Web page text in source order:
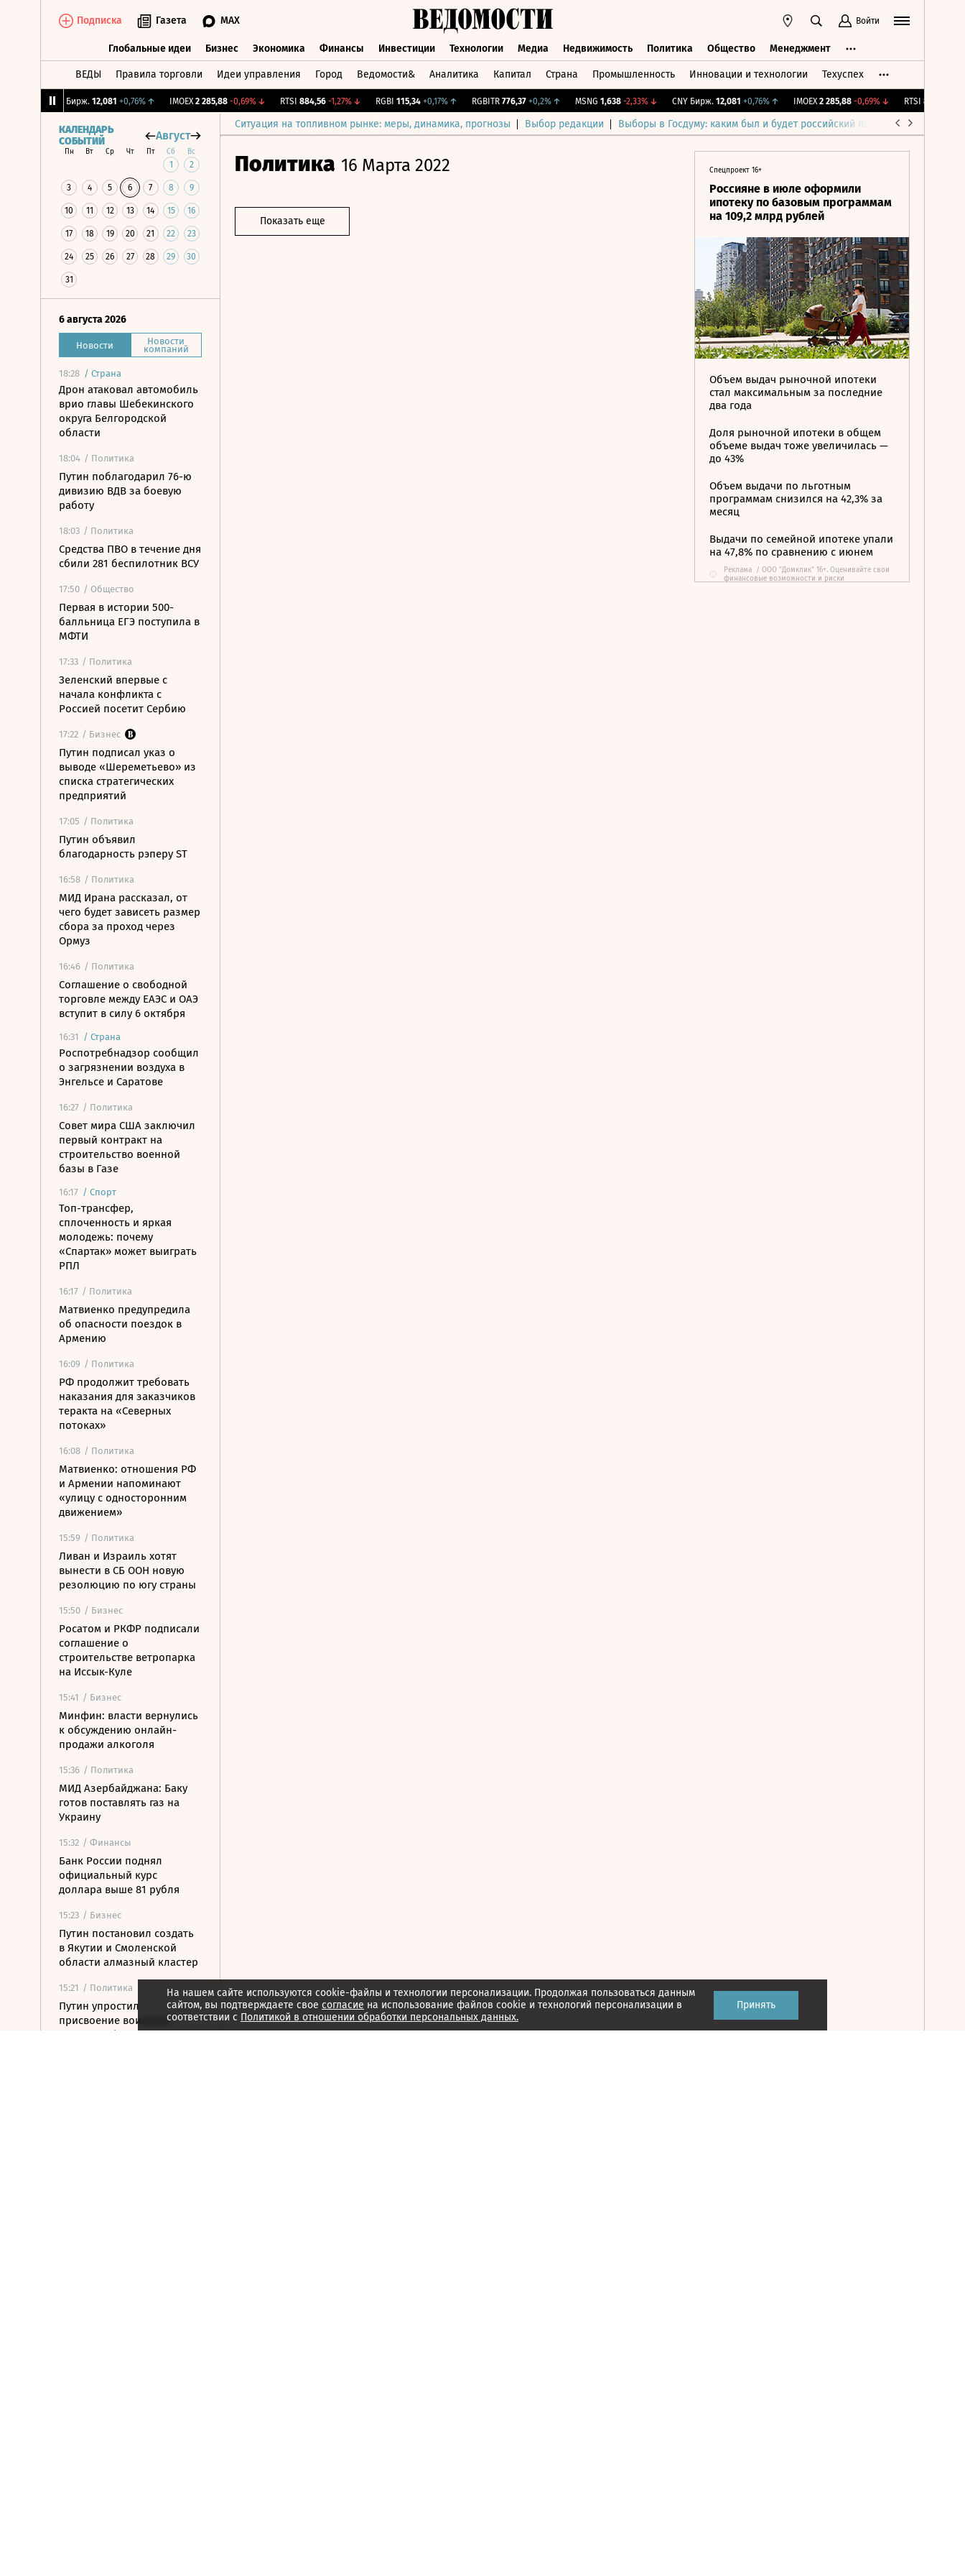
Подписка Газета MAX Войти
Глобальные идеи Бизнес Экономика Финансы Инвестиции Технологии Медиа Недвижимость Политика Общество Менеджмент
ВЕДЫ Правила торговли Идеи управления Город Ведомости& Аналитика Капитал Страна Промышленность Инновации и технологии Техуспех
CNY Бирж. 12,081 +0,76%↑ IMOEX 2 285,88 -0,69%↓ RTSI 884,56 -1,27%↓ RGBI 115,34 +0,17%↑ RGBITR 776,37 +0,2%↑ MSNG 1,638 -2,33%↓ CNY Бирж. 12,081 +0,76%↑ IMOEX 2 285,88 -0,69%↓ RTSI 884,56
Ситуация на топливном рынке: меры, динамика, прогнозы Выбор редакции Выборы в Госдуму: каким был и будет российский парламент
КАЛЕНДАРЬ
СОБЫТИЙ
Август
Пн Вт Ср Чт Пт Сб Вс
1 2
3 4 5 6 7 8 9
10 11 12 13 14 15 16
17 18 19 20 21 22 23
24 25 26 27 28 29 30
31
6 августа 2026
Новости Новости
компаний
18:28 / Страна
Дрон атаковал автомобиль
врио главы Шебекинского
округа Белгородской
области
18:04 / Политика
Путин поблагодарил 76-ю
дивизию ВДВ за боевую
работу
18:03 / Политика
Средства ПВО в течение дня
сбили 281 беспилотник ВСУ
17:50 / Общество
Первая в истории 500-
балльница ЕГЭ поступила в
МФТИ
17:33 / Политика
Зеленский впервые с
начала конфликта с
Россией посетит Сербию
17:22 / Бизнес
Путин подписал указ о
выводе «Шереметьево» из
списка стратегических
предприятий
17:05 / Политика
Путин объявил
благодарность рэперу ST
16:58 / Политика
МИД Ирана рассказал, от
чего будет зависеть размер
сбора за проход через
Ормуз
16:46 / Политика
Соглашение о свободной
торговле между ЕАЭС и ОАЭ
вступит в силу 6 октября
16:31 / Страна
Роспотребнадзор сообщил
о загрязнении воздуха в
Энгельсе и Саратове
16:27 / Политика
Совет мира США заключил
первый контракт на
строительство военной
базы в Газе
16:17 / Спорт
Топ-трансфер,
сплоченность и яркая
молодежь: почему
«Спартак» может выиграть
РПЛ
16:17 / Политика
Матвиенко предупредила
об опасности поездок в
Армению
16:09 / Политика
РФ продолжит требовать
наказания для заказчиков
теракта на «Северных
потоках»
16:08 / Политика
Матвиенко: отношения РФ
и Армении напоминают
«улицу с односторонним
движением»
15:59 / Политика
Ливан и Израиль хотят
вынести в СБ ООН новую
резолюцию по югу страны
15:50 / Бизнес
Росатом и РКФР подписали
соглашение о
строительстве ветропарка
на Иссык-Куле
15:41 / Бизнес
Минфин: власти вернулись
к обсуждению онлайн-
продажи алкоголя
15:36 / Политика
МИД Азербайджана: Баку
готов поставлять газ на
Украину
15:32 / Финансы
Банк России поднял
официальный курс
доллара выше 81 рубля
15:23 / Бизнес
Путин постановил создать
в Якутии и Смоленской
области алмазный кластер
15:21 / Политика
Путин упростил
присвоение воинских
званий добровольцам
Политика 16 Марта 2022
Показать еще
Спецпроект 16+
Россияне в июле оформили
ипотеку по базовым программам
на 109,2 млрд рублей
Объем выдач рыночной ипотеки
стал максимальным за последние
два года
Доля рыночной ипотеки в общем
объеме выдач тоже увеличилась —
до 43%
Объем выдачи по льготным
программам снизился на 42,3% за
месяц
Выдачи по семейной ипотеке упали
на 47,8% по сравнению с июнем
Реклама / ООО "Домклик" 16+. Оценивайте свои
финансовые возможности и риски
На нашем сайте используются cookie-файлы и технологии персонализации. Продолжая пользоваться данным
сайтом, вы подтверждаете свое согласие на использование файлов cookie и технологий персонализации в
соответствии с Политикой в отношении обработки персональных данных.
Принять